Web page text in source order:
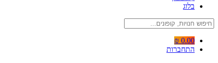
בלוג
0.00 ₪
התחברות